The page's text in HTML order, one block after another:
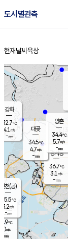
도시별관측
홈
현재날씨 육상
의도
℃
m/s
mm
경서동
36.7℃
3.1 m/s
-mm
대곶
34.5℃
4.7m/s
-mm
양촌
34.4℃
5.7m/s
-mm
강화
32.7℃
4.1 m/s
-mm
인천(공)
35.5℃
3.2m/s
-mm